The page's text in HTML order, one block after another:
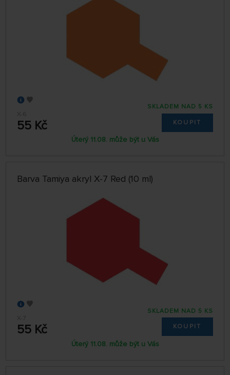
X-6
55 Kč
SKLADEM NAD 5 KS
KOUPIT
Úterý 11.08. může být u Vás
Barva Tamiya akryl X-7 Red (10 ml)
X-7
55 Kč
SKLADEM NAD 5 KS
KOUPIT
Úterý 11.08. může být u Vás